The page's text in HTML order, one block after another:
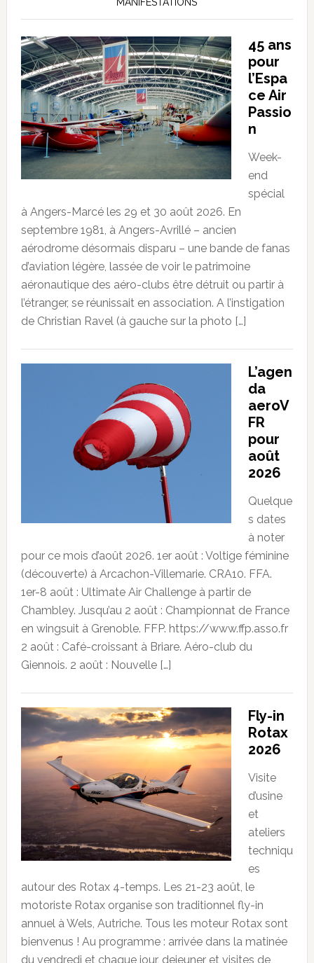
45 ans
pour
l’Espa
ce Air
Passio
n
Week-
end
spécial
à Angers-Marcé les 29 et 30 août 2026. En
septembre 1981, à Angers-Avrillé – ancien
aérodrome désormais disparu – une bande de fanas
d’aviation légère, lassée de voir le patrimoine
aéronautique des aéro-clubs être détruit ou partir à
l’étranger, se réunissait en association. A l’instigation
de Christian Ravel (à gauche sur la photo […]
L’agen
da
aeroV
FR
pour
août
2026
Quelque
s dates
à noter
pour ce mois d’août 2026. 1er août : Voltige féminine
(découverte) à Arcachon-Villemarie. CRA10. FFA.
1er-8 août : Ultimate Air Challenge à partir de
Chambley. Jusqu’au 2 août : Championnat de France
en wingsuit à Grenoble. FFP. https://www.ffp.asso.fr
2 août : Café-croissant à Briare. Aéro-club du
Giennois. 2 août : Nouvelle […]
Fly-in
Rotax
2026
Visite
d’usine
et
ateliers
techniqu
es
autour des Rotax 4-temps. Les 21-23 août, le
motoriste Rotax organise son traditionnel fly-in
annuel à Wels, Autriche. Tous les moteur Rotax sont
bienvenus ! Au programme : arrivée dans la matinée
du vendredi et chaque jour, dejeuner et visites de